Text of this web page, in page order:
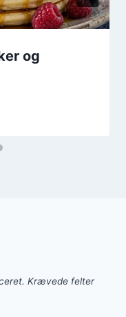
og
Krævede felter